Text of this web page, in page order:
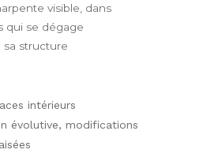
visible, dans
qui se dégage
structure
intérieurs
évolutive, modifications